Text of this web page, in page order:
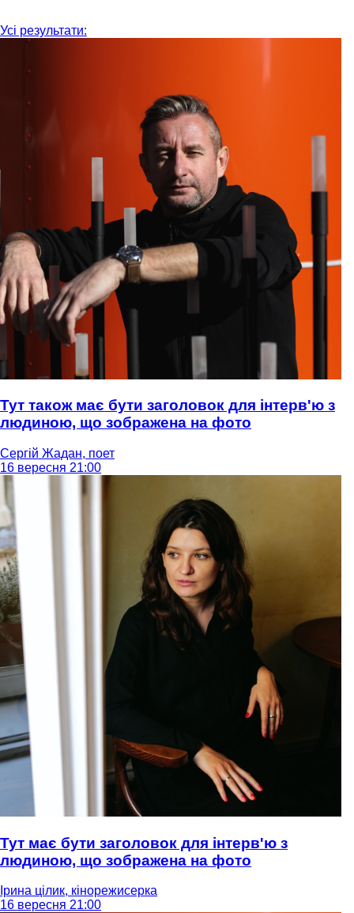
Усі результати:
Тут також має бути заголовок для інтерв'ю з
людиною, що зображена на фото
Сергій Жадан, поет
16 вересня 21:00
Тут має бути заголовок для інтерв'ю з
людиною, що зображена на фото
Ірина цілик, кінорежисерка
16 вересня 21:00